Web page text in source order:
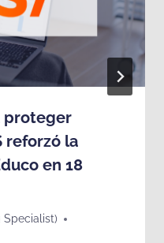
proteger
reforzó la
en 18
Specialist)